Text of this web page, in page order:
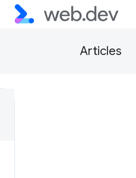
Articles